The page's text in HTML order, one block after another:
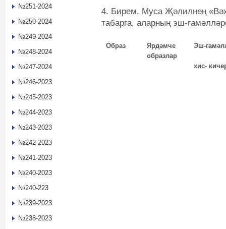
4. Бирем. Муса Җәлилнең
табарга, аларның эш-
Образ
Ярдәмче
образлар
Эш-
хис-
№251-2024
№250-2024
№249-2024
№248-2024
№247-2024
№246-2023
№245-2023
№244-2023
№243-2023
№242-2023
№241-2023
№240-2023
№240-223
№239-2023
№238-2023